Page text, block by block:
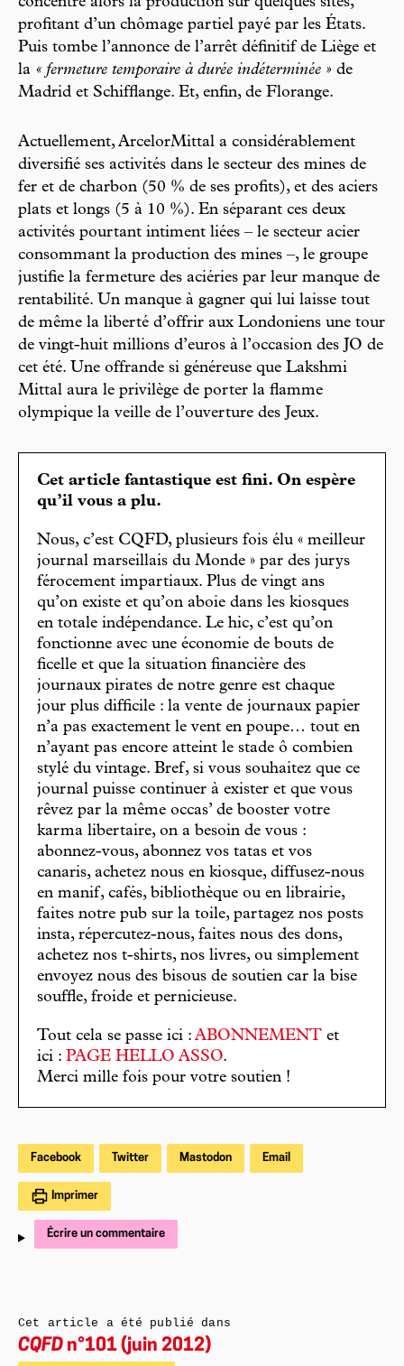
profitant d’un chômage partiel payé par les États.
Puis tombe l’annonce de l’arrêt définitif de Liège et
la « fermeture temporaire à durée indéterminée » de
Madrid et Schifflange. Et, enfin, de Florange.
Actuellement, ArcelorMittal a considérablement
diversifié ses activités dans le secteur des mines de
fer et de charbon (50 % de ses profits), et des aciers
plats et longs (5 à 10 %). En séparant ces deux
activités pourtant intiment liées – le secteur acier
consommant la production des mines –, le groupe
justifie la fermeture des aciéries par leur manque de
rentabilité. Un manque à gagner qui lui laisse tout
de même la liberté d’offrir aux Londoniens une tour
de vingt-huit millions d’euros à l’occasion des JO de
cet été. Une offrande si généreuse que Lakshmi
Mittal aura le privilège de porter la flamme
olympique la veille de l’ouverture des Jeux.
Cet article fantastique est fini. On espère
qu’il vous a plu.
Nous, c’est CQFD, plusieurs fois élu « meilleur
journal marseillais du Monde » par des jurys
férocement impartiaux. Plus de vingt ans
qu’on existe et qu’on aboie dans les kiosques
en totale indépendance. Le hic, c’est qu’on
fonctionne avec une économie de bouts de
ficelle et que la situation financière des
journaux pirates de notre genre est chaque
jour plus difficile : la vente de journaux papier
n’a pas exactement le vent en poupe… tout en
n’ayant pas encore atteint le stade ô combien
stylé du vintage. Bref, si vous souhaitez que ce
journal puisse continuer à exister et que vous
rêvez par la même occas’ de booster votre
karma libertaire, on a besoin de vous :
abonnez-vous, abonnez vos tatas et vos
canaris, achetez nous en kiosque, diffusez-nous
en manif, cafés, bibliothèque ou en librairie,
faites notre pub sur la toile, partagez nos posts
insta, répercutez-nous, faites nous des dons,
achetez nos t-shirts, nos livres, ou simplement
envoyez nous des bisous de soutien car la bise
souffle, froide et pernicieuse.
Tout cela se passe ici : ABONNEMENT et
ici : PAGE HELLO ASSO.
Merci mille fois pour votre soutien !
Facebook Twitter Mastodon Email
Imprimer
Écrire un commentaire
Cet article a été publié dans
CQFD n°101 (juin 2012)